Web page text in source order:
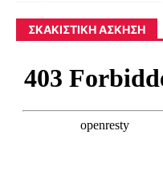
ΣΚΑΚΙΣΤΙΚΉ ΆΣΚΗΣΗ